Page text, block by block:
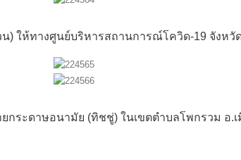
ห้ทางศูนย์บริหารสถานการณ์โควิด-19 จังหวั
ะดาษอนามัย (ทิชชู่) ในเขตตำบลโพกรวม อ.